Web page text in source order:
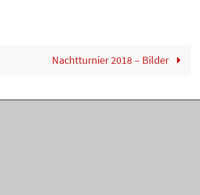
Nachtturnier 2018 – Bilder